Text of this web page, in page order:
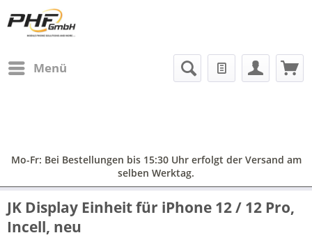
Menü
Mo-Fr: Bei Bestellungen bis 15:30 Uhr erfolgt der Versand am
selben Werktag.
JK Display Einheit für iPhone 12 / 12 Pro,
Incell, neu